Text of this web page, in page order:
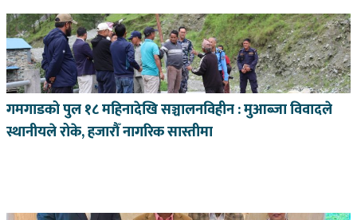
गमगाडको पुल १८ महिनादेखि सञ्चालनविहीन : मुआब्जा विवादले
स्थानीयले रोके, हजारौँ नागरिक सास्तीमा